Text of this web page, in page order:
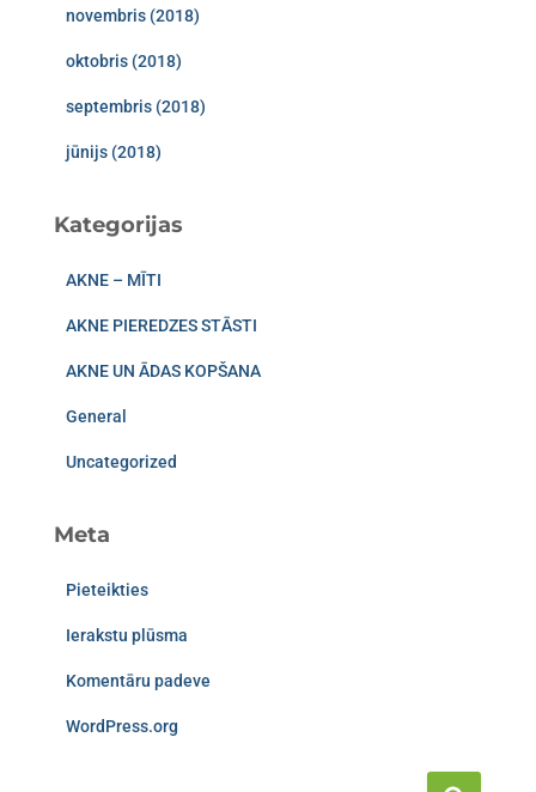
novembris (2018)
oktobris (2018)
septembris (2018)
jūnijs (2018)
Kategorijas
AKNE – MĪTI
AKNE PIEREDZES STĀSTI
AKNE UN ĀDAS KOPŠANA
General
Uncategorized
Meta
Pieteikties
Ierakstu plūsma
Komentāru padeve
WordPress.org